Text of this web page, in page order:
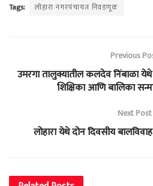
Tags: लोहारा नगरपंचायत निवडणूक
Previous
उमरगा तालुक्यातील कलदेव निंबाळा येथे
शिक्षिका आणि बालिका
Next Post
लोहारा येथे दोन दिवसीय